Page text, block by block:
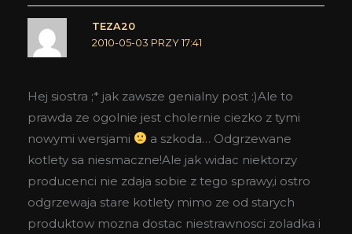
TEZA20
2010-05-03 PRZY 17:41
Hej siostra ;* jak zawsze genialny post :)Ale to
prawda ze ogolnie jest cholernie ciezko z tymi
nowymi wersjami
a szkoda… Odgrzewane
kotlety sa niesmaczne!Ale jak widac niektorzy
producenci nie zdaja sobie z tego sprawy,i ostro
odgrzewaja stare kotlety mimo ze od starych
produktow mozna dostac niestrawnosci zoladka i